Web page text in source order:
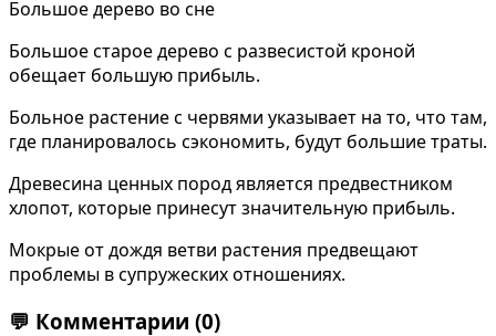
Большое дерево во сне
Большое старое дерево с развесистой кроной
обещает большую прибыль.
Больное растение с червями указывает на то, что там,
где планировалось сэкономить, будут большие траты.
Древесина ценных пород является предвестником
хлопот, которые принесут значительную прибыль.
Мокрые от дождя ветви растения предвещают
проблемы в супружеских отношениях.
💬 Комментарии (0)